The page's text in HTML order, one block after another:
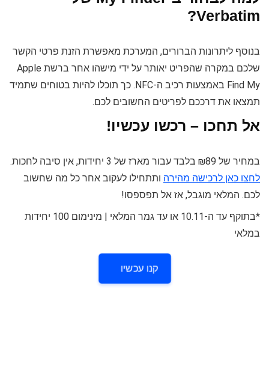
Verbatim?
בנוסף ליתרונות הברורים, המערכת מאפשרת הזנת פרטי הקשר
שלכם במקרה שהפריט יאותר על ידי מישהו אחר ברשת Apple
Find My באמצעות רכיב ה-NFC. כך תוכלו להיות בטוחים שתמיד
תמצאו את דרככם לפריטים החשובים לכם.
אל תחכו – רכשו עכשיו!
במחיר של ₪89 בלבד עבור מארז של 3 יחידות, אין סיבה לחכות.
לחצו כאן לרכישה מהירה ותתחילו לעקוב אחר כל מה שחשוב
לכם. המלאי מוגבל, אז אל תפספסו!
*בתוקף עד ה-10.11 או עד גמר המלאי | מינימום 100 יחידות
במלאי
קנו עכשיו